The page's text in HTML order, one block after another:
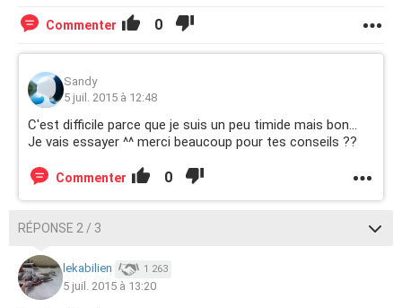
Commenter 0
Sandy
5 juil. 2015 à 12:48
C'est difficile parce que je suis un peu timide mais bon...
Je vais essayer ^^ merci beaucoup pour tes conseils ??
Commenter 0
RÉPONSE 2 / 3
lekabilien 1 263
5 juil. 2015 à 13:20